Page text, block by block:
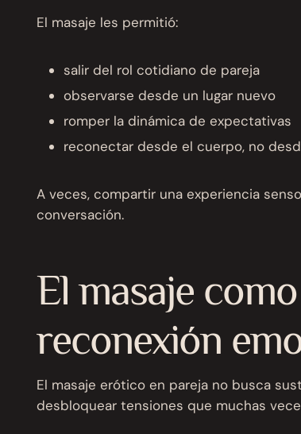
El masaje les permitió:
salir del rol cotidiano de pareja
observarse desde un lugar nuevo
romper la dinámica de expectativas
reconectar desde el cuerpo, no
A veces, compartir una experiencia
conversación.
El masaje
reconexión
El masaje erótico en pareja no busca
desbloquear tensiones que muchas